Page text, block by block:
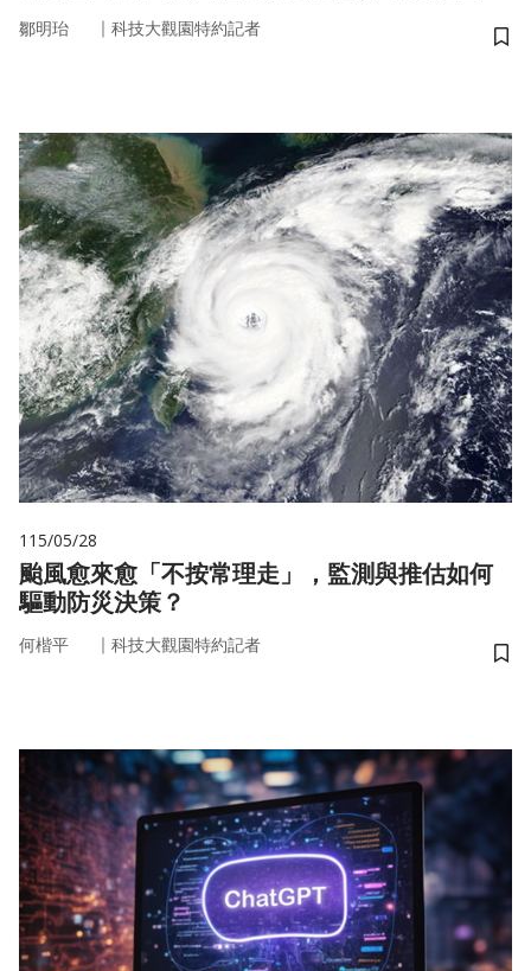
鄒明珆 ｜ 科技大觀園特約記者
儲
115/05/28
颱風愈來愈「不按常理走」，監測與推估如何
驅動防災決策？
何楷平 ｜ 科技大觀園特約記者
儲